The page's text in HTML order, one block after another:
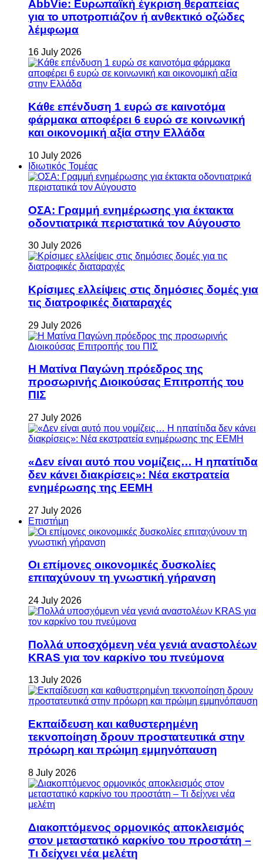
AbbVie: Ευρωπαϊκή έγκριση θεραπείας
για το υποτροπιάζον ή ανθεκτικό οζώδες
λέμφωμα
16 July 2026
Κάθε επένδυση 1 ευρώ σε καινοτόμα
φάρμακα αποφέρει 6 ευρώ σε κοινωνική
και οικονομική αξία στην Ελλάδα
10 July 2026
Ιδιωτικός Τομέας
ΟΣΑ: Γραμμή ενημέρωσης για έκτακτα
οδοντιατρικά περιστατικά τον Αύγουστο
30 July 2026
Κρίσιμες ελλείψεις στις δημόσιες δομές για
τις διατροφικές διαταραχές
29 July 2026
Η Ματίνα Παγώνη πρόεδρος της
προσωρινής Διοικούσας Επιτροπής του
ΠΙΣ
27 July 2026
«Δεν είναι αυτό που νομίζεις… Η ηπατίτιδα
δεν κάνει διακρίσεις»: Νέα εκστρατεία
ενημέρωσης της ΕΕΜΗ
27 July 2026
Επιστήμη
Οι επίμονες οικονομικές δυσκολίες
επιταχύνουν τη γνωστική γήρανση
24 July 2026
Πολλά υποσχόμενη νέα γενιά αναστολέων
KRAS για τον καρκίνο του πνεύμονα
13 July 2026
Εκπαίδευση και καθυστερημένη
τεκνοποίηση δρουν προστατευτικά στην
πρόωρη και πρώιμη εμμηνόπαυση
8 July 2026
Διακοπτόμενος ορμονικός αποκλεισμός
στον μεταστατικό καρκίνο του προστάτη –
Τι δείχνει νέα μελέτη